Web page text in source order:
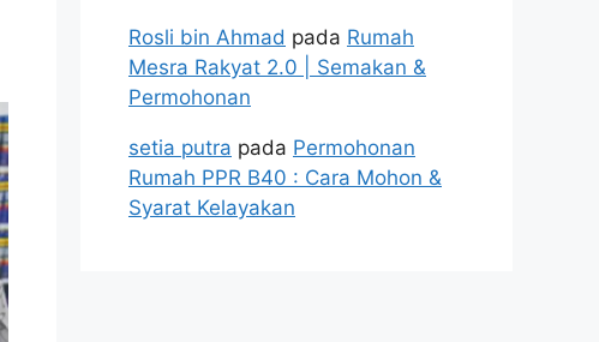
Rosli bin Ahmad pada Rumah
Mesra Rakyat 2.0 | Semakan &
Permohonan
setia putra pada Permohonan
Rumah PPR B40 : Cara Mohon &
Syarat Kelayakan